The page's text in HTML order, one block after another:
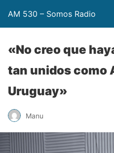
AM 530 – Somos Radio
«No creo que
tan unidos como
Uruguay»
Manu